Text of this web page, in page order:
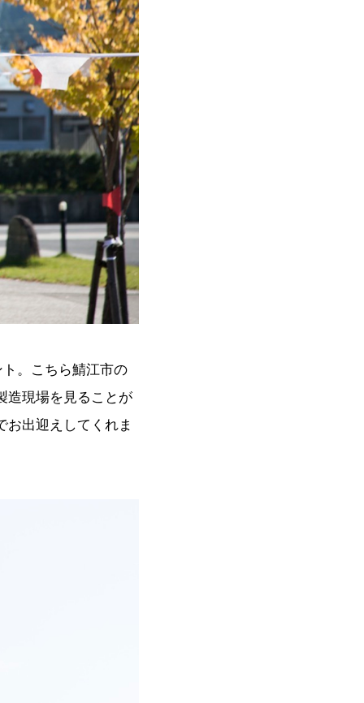
。こちら鯖江市の
造現場を見ることが
お出迎えしてくれま